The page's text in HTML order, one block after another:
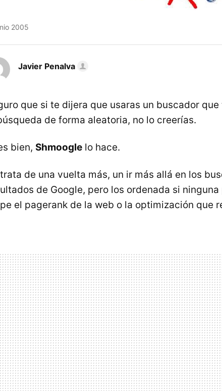
2005
Javier Penalva
que si te dijera que usaras un buscador
de forma aleatoria, no lo creerías.
bien, Shmoogle lo hace.
de una vuelta más, un ir más allá en los
de Google, pero los ordenada si
el pagerank de la web o la optimización que